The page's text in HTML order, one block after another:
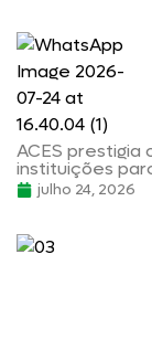
ACES prestigia
instituições
julho 24, 2026